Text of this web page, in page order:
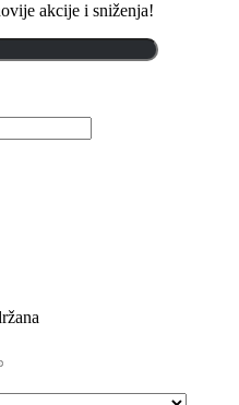
akcije i sniženja!